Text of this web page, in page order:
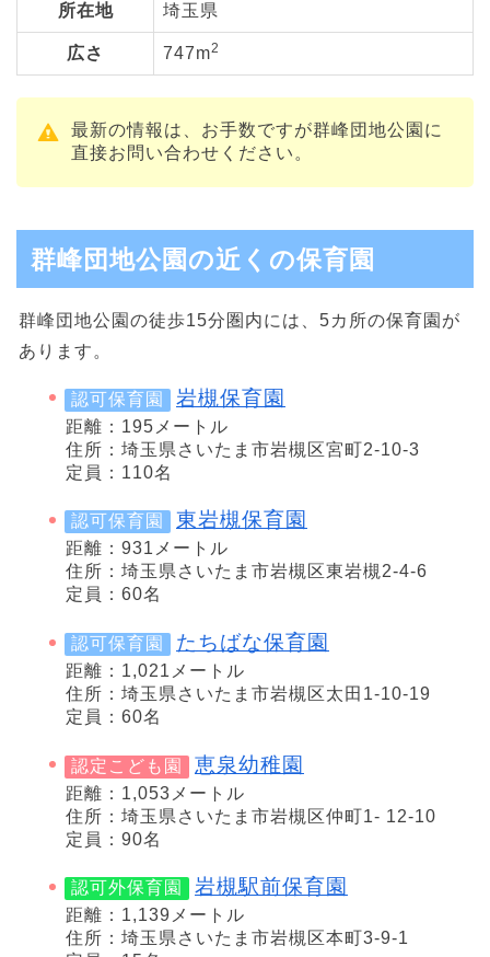
所在地 埼玉県
広さ 747m2
最新の情報は、お手数ですが群峰団地公園に
直接お問い合わせください。
群峰団地公園の近くの保育園
群峰団地公園の徒歩15分圏内には、5カ所の保育園が
あります。
認可保育園 岩槻保育園
距離：195メートル
住所：埼玉県さいたま市岩槻区宮町2-10-3
定員：110名
認可保育園 東岩槻保育園
距離：931メートル
住所：埼玉県さいたま市岩槻区東岩槻2-4-6
定員：60名
認可保育園 たちばな保育園
距離：1,021メートル
住所：埼玉県さいたま市岩槻区太田1-10-19
定員：60名
認定こども園 恵泉幼稚園
距離：1,053メートル
住所：埼玉県さいたま市岩槻区仲町1- 12-10
定員：90名
認可外保育園 岩槻駅前保育園
距離：1,139メートル
住所：埼玉県さいたま市岩槻区本町3-9-1